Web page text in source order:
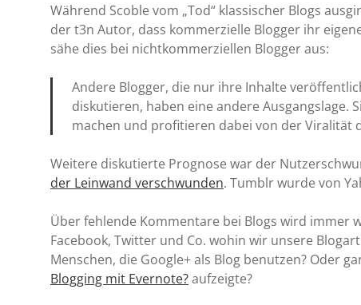
Während Scoble vom „Tod“ klassischer Blogs
der t3n Autor, dass kommerzielle Blogger ihr
sähe dies bei nichtkommerziellen Blogger aus:
Andere Blogger, die nur ihre Inhalte
diskutieren, haben eine andere Ausgangslage.
machen und profitieren dabei von der Viralität
Weitere diskutierte Prognose war der
der Leinwand verschwunden. Tumblr wurde von
Über fehlende Kommentare bei Blogs wird immer
Facebook, Twitter und Co. wohin wir unsere
Menschen, die Google+ als Blog benutzen? Oder
Blogging mit Evernote?aufzeigte?